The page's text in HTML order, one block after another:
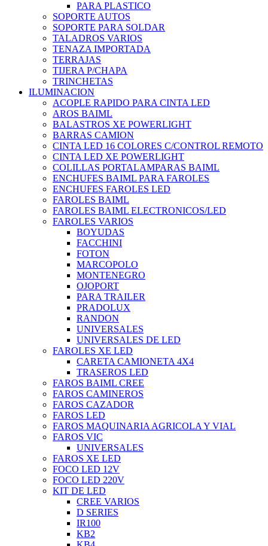
PARA PLASTICO
SOPORTE AUTOS
SOPORTE PARA SOLDAR
TALADROS VARIOS
TENAZA IMPORTADA
TERRAJAS
TIJERA P/CHAPA
TRINCHETAS
ILUMINACION
ACOPLE RAPIDO PARA CINTA LED
AROS BAIML
BALASTROS XE POWERLIGHT
BARRAS CAMION
CINTA LED 16 COLORES C/CONTROL REMOTO
CINTA LED XE POWERLIGHT
COLILLAS PORTALAMPARAS BAIML
ENCHUFES BAIML PARA FAROLES
ENCHUFES FAROLES LED
FAROLES BAIML
FAROLES BAIML ELECTRONICOS/LED
FAROLES VARIOS
BOYUDAS
FACCHINI
FOTON
MARCOPOLO
MONTENEGRO
OJOPORT
PARA TRAILER
PRADOLUX
RANDON
UNIVERSALES
UNIVERSALES DE LED
FAROLES XE LED
CARETA CAMIONETA 4X4
TRASEROS LED
FAROS BAIML CREE
FAROS CAMINEROS
FAROS CAZADOR
FAROS LED
FAROS MAQUINARIA AGRICOLA Y VIAL
FAROS VIC
UNIVERSALES
FAROS XE LED
FOCO LED 12V
FOCO LED 220V
KIT DE LED
CREE VARIOS
D SERIES
IR100
KB2